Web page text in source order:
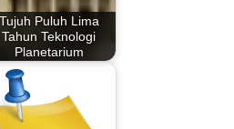
Tujuh Puluh Lima
Tahun Teknologi
Planetarium